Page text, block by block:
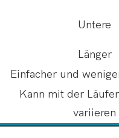
Untere
Länger
Einfacher und
Kann mit der
variieren